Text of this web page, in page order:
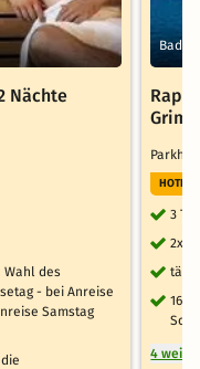
Nächte
Wahl des
- bei Anreise
Samstag
Bad
3
2x
160
4